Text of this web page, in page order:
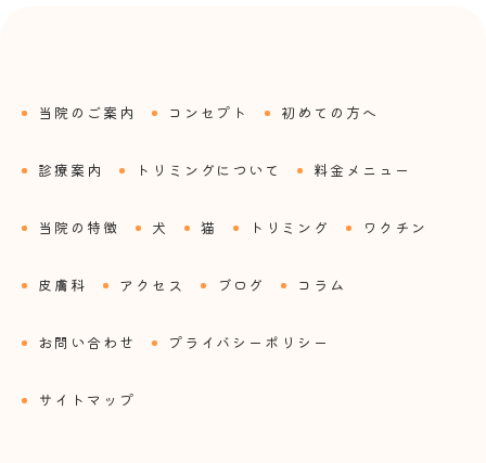
当院のご案内 コンセプト 初めての方へ
診療案内 トリミングについて 料金メニュー
当院の特徴 犬 猫 トリミング ワクチン
皮膚科 アクセス ブログ コラム
お問い合わせ プライバシーポリシー
サイトマップ